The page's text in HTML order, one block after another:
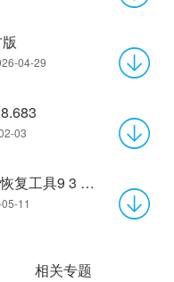
04-29
03
PC-3000 FLASH 数据恢复工具9 3 15 官方中文版
11
相关专题